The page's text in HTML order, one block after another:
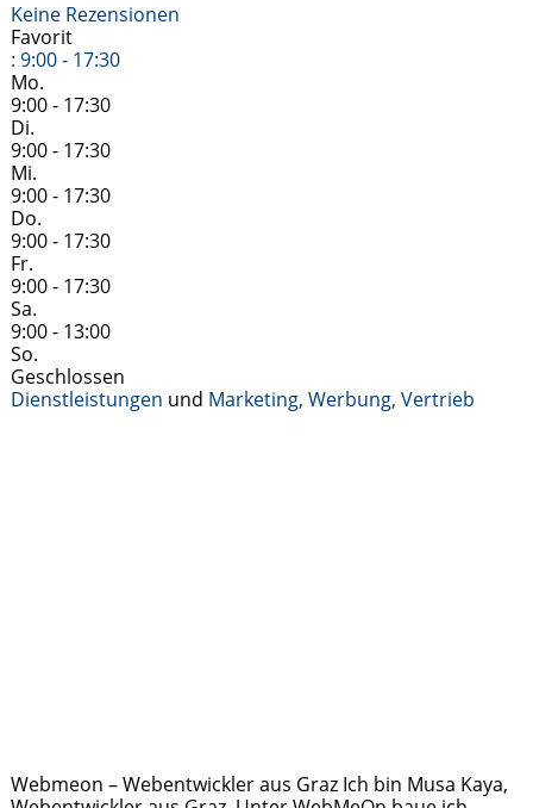
Keine Rezensionen
Favorit
:9:00 - 17:30
Mo.
9:00 - 17:30
Di.
9:00 - 17:30
Mi.
9:00 - 17:30
Do.
9:00 - 17:30
Fr.
9:00 - 17:30
Sa.
9:00 - 13:00
So.
Geschlossen
Dienstleistungen und Marketing, Werbung, Vertrieb
Webmeon – Webentwickler aus Graz Ich bin Musa Kaya,